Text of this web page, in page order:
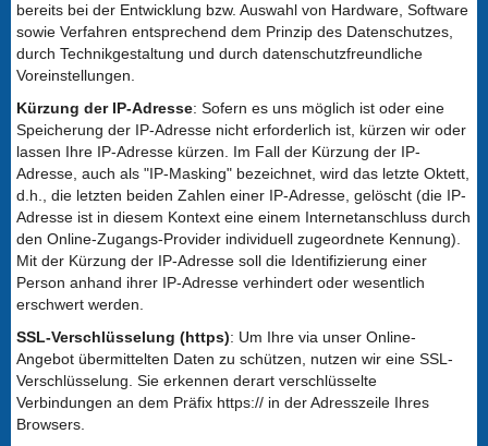
bereits bei der Entwicklung bzw. Auswahl von Hardware, Software
sowie Verfahren entsprechend dem Prinzip des Datenschutzes,
durch Technikgestaltung und durch datenschutzfreundliche
Voreinstellungen.
Kürzung der IP-Adresse: Sofern es uns möglich ist oder eine
Speicherung der IP-Adresse nicht erforderlich ist, kürzen wir oder
lassen Ihre IP-Adresse kürzen. Im Fall der Kürzung der IP-
Adresse, auch als "IP-Masking" bezeichnet, wird das letzte Oktett,
d.h., die letzten beiden Zahlen einer IP-Adresse, gelöscht (die IP-
Adresse ist in diesem Kontext eine einem Internetanschluss durch
den Online-Zugangs-Provider individuell zugeordnete Kennung).
Mit der Kürzung der IP-Adresse soll die Identifizierung einer
Person anhand ihrer IP-Adresse verhindert oder wesentlich
erschwert werden.
SSL-Verschlüsselung (https): Um Ihre via unser Online-
Angebot übermittelten Daten zu schützen, nutzen wir eine SSL-
Verschlüsselung. Sie erkennen derart verschlüsselte
Verbindungen an dem Präfix https:// in der Adresszeile Ihres
Browsers.